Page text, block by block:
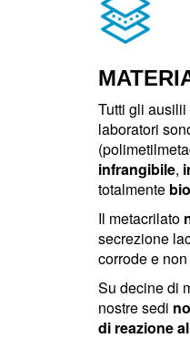
Tutti gli
laboratori
infrangibile,
totalmente
Il metacrilato
secrezione
corrode e
Su decine di
nostre sedi
di reazione